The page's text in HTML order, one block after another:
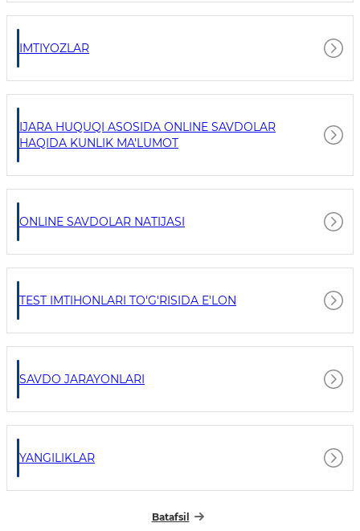
IMTIYOZLAR
IJARA HUQUQI ASOSIDA ONLINE SAVDOLAR
HAQIDA KUNLIK MA'LUMOT
ONLINE SAVDOLAR NATIJASI
TEST IMTIHONLARI TO'G'RISIDA E'LON
SAVDO JARAYONLARI
YANGILIKLAR
Batafsil